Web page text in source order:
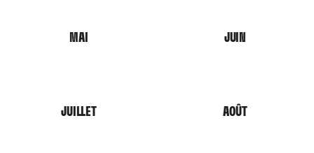
MAI JUIN
JUILLET AOÛT